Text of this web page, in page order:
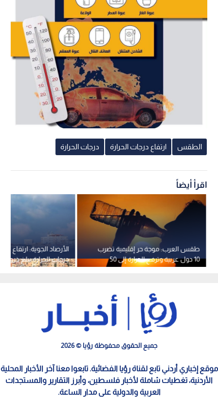
الطقس ارتفاع درجات الحرارة درجات الحرارة
اقرأ أيضاً
الأرصاد الجوية: ارتفاع
درجات الحرارة يبلغ
استمرار الأجواء الحارة حتى
طقس العرب: موجة حر إقليمية تضرب
10 دول عربية وترفع الحرارة إلى 50
مئوية
جميع الحقوق محفوظة رؤيا © 2026
موقع إخباري أردني تابع لقناة رؤيا الفضائية. تابعوا معنا آخر الأخبار المحلية
الأردنية، تغطيات شاملة لأخبار فلسطين، وأبرز التقارير والمستجدات
العربية والدولية على مدار الساعة.